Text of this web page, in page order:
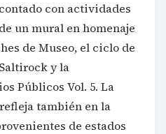
con actividades
un mural en homenaje
de Museo, el ciclo de
y la
Públicos Vol. 5. La
también en la
de estados